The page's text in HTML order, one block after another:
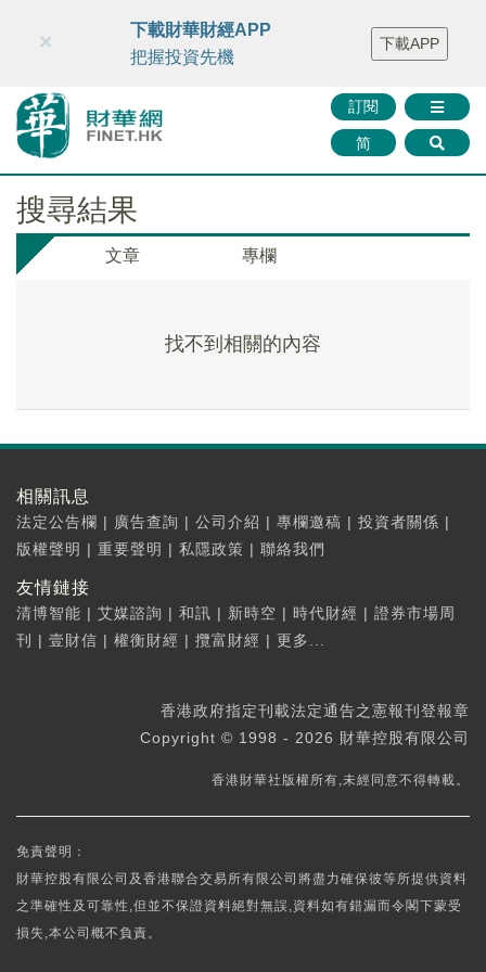
財華智庫網 FINTV FINMETA 財華證券 媒體矩陣
智庫沙龍
聯絡我們
訂閱
简
×
下載財華財經APP
把握投資先機
下載APP
搜尋結果
文章 專欄
找不到相關的內容
相關訊息
法定公告欄 | 廣告查詢 | 公司介紹 | 專欄邀稿 | 投資者關係 |
版權聲明 | 重要聲明 | 私隱政策 | 聯絡我們
友情鏈接
清博智能 | 艾媒諮詢 | 和訊 | 新時空 | 時代財經 | 證券市場周
刊
| 壹財信 | 權衡財經 | 攬富財經 | 更多...
香港政府指定刊載法定通告之憲報刊登報章
Copyright © 1998 - 2026 財華控股有限公司
香港財華社版權所有,未經同意不得轉載。
免責聲明：
財華控股有限公司及香港聯合交易所有限公司將盡力確保彼等所提供資料
之準確性及可靠性,但並不保證資料絕對無誤,資料如有錯漏而令閣下蒙受
損失,本公司概不負責。